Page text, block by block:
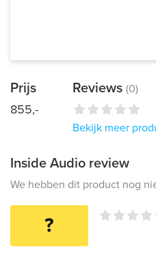
Prijs
855,-
Reviews (0)
Bekijk meer
Inside Audio review
We hebben dit product nog
?